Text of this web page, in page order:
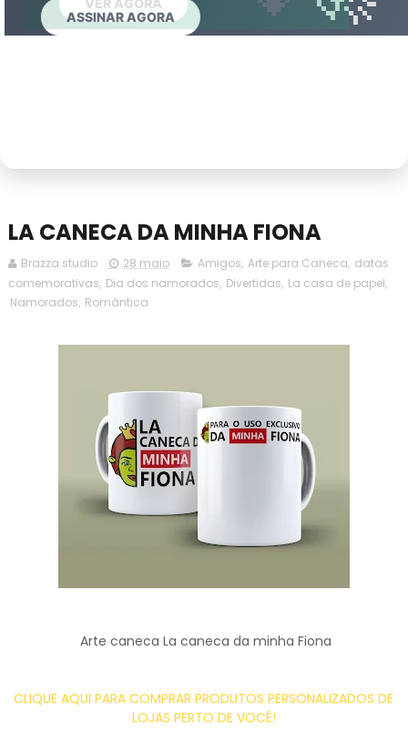
ASSINAR CLUBE
ASSINAR AGORA
LA CANECA DA MINHA FIONA
Brazza.studio 28 maio Amigos, Arte para Caneca, datas
comemorativas, Dia dos namorados, Divertidas, La casa de papel,
Namorados, Romântica
Arte caneca La caneca da minha Fiona
CLIQUE AQUI PARA COMPRAR PRODUTOS PERSONALIZADOS DE
LOJAS PERTO DE VOCÊ!